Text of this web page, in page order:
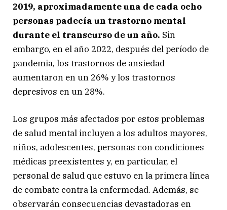
2019, aproximadamente una de cada ocho
personas padecía un trastorno mental
durante el transcurso de un año. Sin
embargo, en el año 2022, después del período de
pandemia, los trastornos de ansiedad
aumentaron en un 26% y los trastornos
depresivos en un 28%.
Los grupos más afectados por estos problemas
de salud mental incluyen a los adultos mayores,
niños, adolescentes, personas con condiciones
médicas preexistentes y, en particular, el
personal de salud que estuvo en la primera línea
de combate contra la enfermedad. Además, se
observarán consecuencias devastadoras en